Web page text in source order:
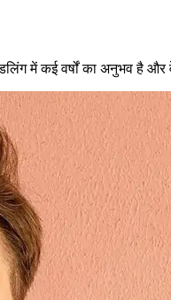
में कई वर्षों का अनुभव है और